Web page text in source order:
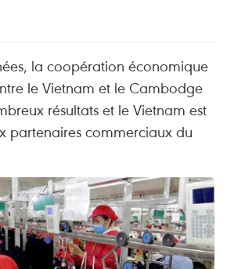
la coopération économique
le Vietnam et le Cambodge
résultats et le Vietnam est
partenaires commerciaux du